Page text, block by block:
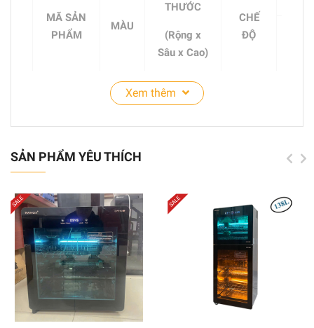
MÃ SẢN
PHẨM
MÀU
THƯỚC
(Rộng x
Sâu x Cao)
CHẾ
ĐỘ
cm
ZTP168 Đen
cm
giờ
100W
ZTP198 Đen
Núm
hẹn
giờ
Xem thêm
SẢN PHẨM YÊU THÍCH